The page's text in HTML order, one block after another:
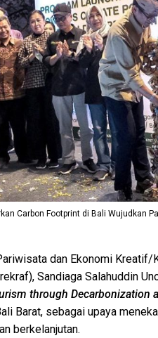
Carbon Footprint di Bali Wujudkan
dan Ekonomi Kreatif/
Sandiaga Salahuddin
through Decarbonization
Barat, sebagai upaya
berkelanjutan.